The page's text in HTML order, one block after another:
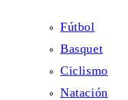
Fútbol
Basquet
Ciclismo
Natación